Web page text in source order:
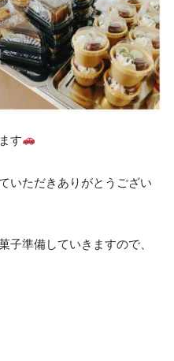
す
いただきありがとうござい
子準備していきますので、